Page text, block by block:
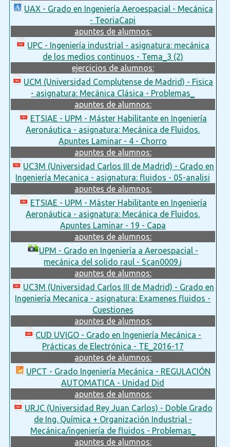
UAX - Grado en Ingeniería Aeroespacial - Mecánica
- TeoriaCapi
apuntes de alumnos:
UPC - Ingeniería industrial - asignatura: mecánica
de los medios continuos - Tema_3 (2)
ejercicios de alumnos:
UCM (Universidad Complutense de Madrid) - Fisica
- asignatura: Mecánica Clásica - Problemas_
apuntes de alumnos:
ETSIAE - UPM - Máster Habilitante en Ingeniería
Aeronáutica - asignatura: Mecánica de Fluidos.
Apuntes Laminar - 4 - Chorro
apuntes de alumnos:
UC3M (Universidad Carlos III de Madrid) - Grado en
Ingeniería Mecanica - asignatura: fluidos - 05-analisi
apuntes de alumnos:
ETSIAE - UPM - Máster Habilitante en Ingeniería
Aeronáutica - asignatura: Mecánica de Fluidos.
Apuntes Laminar - 19 - Capa
apuntes de alumnos:
UPM - Grado en Ingeniería a Aeroespacial -
mecánica del solido raul - Scan0009.j
apuntes de alumnos:
UC3M (Universidad Carlos III de Madrid) - Grado en
Ingeniería Mecanica - asignatura: Examenes fluidos -
Cuestiones
apuntes de alumnos:
CUD UVIGO - Grado en Ingeniería Mecánica -
Prácticas de Electrónica - TE_2016-17
apuntes de alumnos:
UPCT - Grado Ingeniería Mecánica - REGULACIÓN
AUTOMATICA - Unidad Did
apuntes de alumnos:
URJC (Universidad Rey Juan Carlos) - Doble Grado
de Ing. Química + Organización Industrial -
Mecánica/ingeniería de fluidos - Problemas_
apuntes de alumnos: